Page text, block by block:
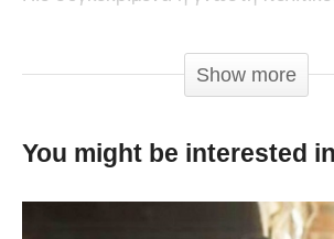
Ελλάδος Ιερώνυμο, ωστόσο τα
φωτιά από την λαμπάδα που
οποίος έσβησε τη φωτιά. Δείτε το
Show more
You might be interested in